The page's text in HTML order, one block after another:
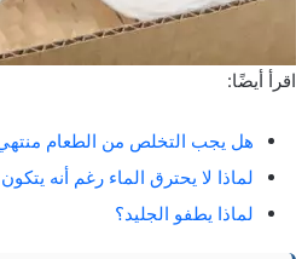
اقرأ أيضًا:
هل يجب التخلص من الطعام منتهي
لماذا لا يحترق الماء رغم أنه
لماذا يطفو الجليد؟